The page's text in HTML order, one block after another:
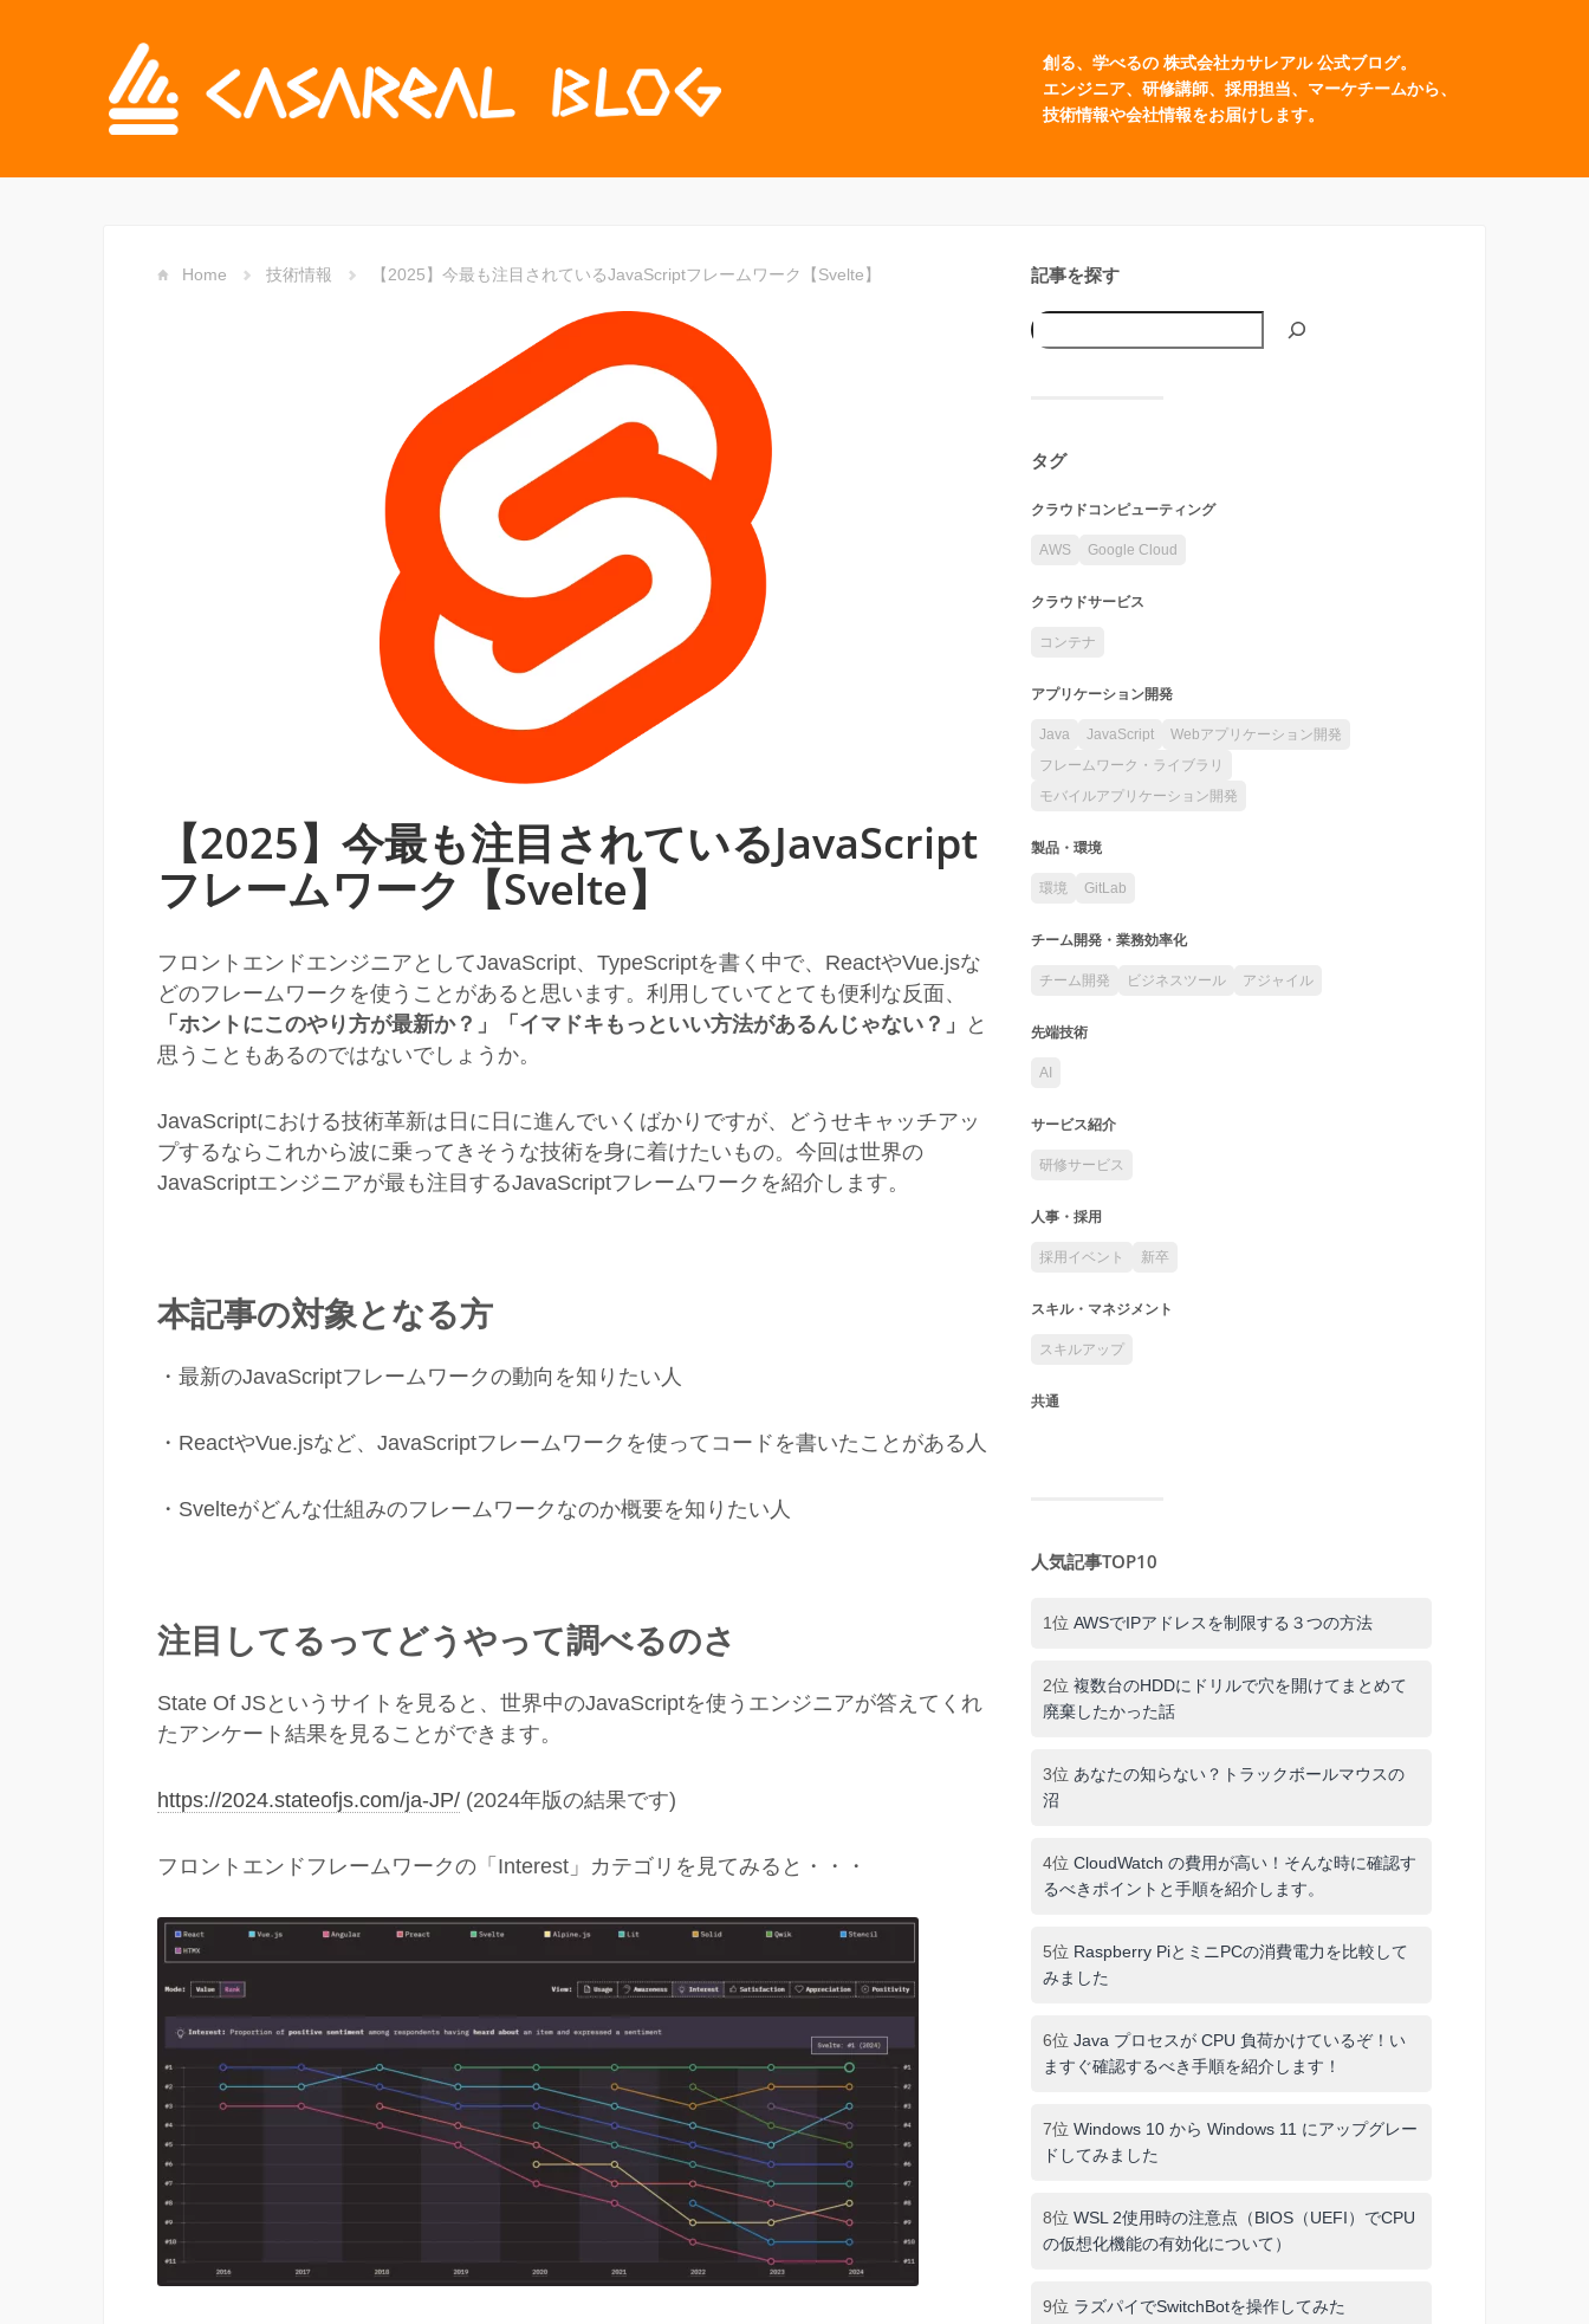
創る、学べるの 株式会社カサレアル 公式ブログ。
エンジニア、研修講師、採用担当、マーケチームから、
技術情報や会社情報をお届けします。
Home 技術情報 【2025】今最も注目されているJavaScriptフレームワーク【Svelte】
【2025】今最も注目されているJavaScript
フレームワーク【Svelte】
フロントエンドエンジニアとしてJavaScript、TypeScriptを書く中で、ReactやVue.jsな
どのフレームワークを使うことがあると思います。利用していてとても便利な反面、
「ホントにこのやり方が最新か？」「イマドキもっといい方法があるんじゃない？」
と
思うこともあるのではないでしょうか。
JavaScriptにおける技術革新は日に日に進んでいくばかりですが、どうせキャッチアッ
プするならこれから波に乗ってきそうな技術を身に着けたいもの。今回は世界の
JavaScriptエンジニアが最も注目するJavaScriptフレームワークを紹介します。
本記事の対象となる方
・最新のJavaScriptフレームワークの動向を知りたい人
・ReactやVue.jsなど、JavaScriptフレームワークを使ってコードを書いたことがある人
・Svelteがどんな仕組みのフレームワークなのか概要を知りたい人
注目してるってどうやって調べるのさ
State Of JSというサイトを見ると、世界中のJavaScriptを使うエンジニアが答えてくれ
たアンケート結果を見ることができます。
https://2024.stateofjs.com/ja-JP/ (2024年版の結果です)
フロントエンドフレームワークの「Interest」カテゴリを見てみると・・・
記事を探す
タグ
クラウドコンピューティング
AWS Google Cloud
クラウドサービス
コンテナ
アプリケーション開発
Java JavaScript
Webアプリケーション開発
フレームワーク・ライブラリ
モバイルアプリケーション開発
製品・環境
環境 GitLab
チーム開発・業務効率化
チーム開発 ビジネスツール アジャイル
先端技術
AI
サービス紹介
研修サービス
人事・採用
採用イベント 新卒
スキル・マネジメント
スキルアップ
共通
人気記事TOP10
1位 AWSでIPアドレスを制限する３つの方法
2位 複数台のHDDにドリルで穴を開けてまとめて
廃棄したかった話
3位 あなたの知らない？トラックボールマウスの
沼
4位 CloudWatch の費用が高い！そんな時に確認す
るべきポイントと手順を紹介します。
5位 Raspberry PiとミニPCの消費電力を比較して
みました
6位 Java プロセスが CPU 負荷かけているぞ！い
ますぐ確認するべき手順を紹介します！
7位 Windows 10 から Windows 11 にアップグレー
ドしてみました
8位 WSL 2使用時の注意点（BIOS（UEFI）でCPU
の仮想化機能の有効化について）
9位 ラズパイでSwitchBotを操作してみた